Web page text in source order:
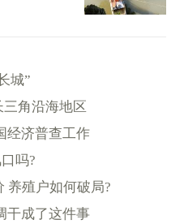
城”
角沿海地区
经济普查工作
吗?
养殖户如何破局?
干成了这件事